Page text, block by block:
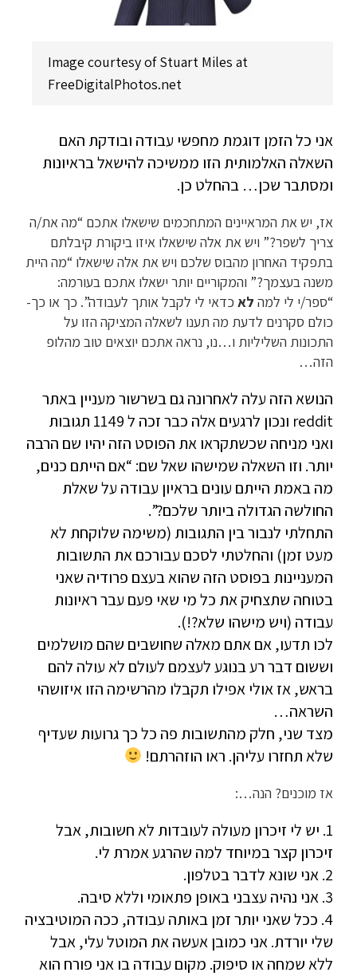
Image courtesy of Stuart Miles at
FreeDigitalPhotos.net
אני כל הזמן דוגמת מחפשי עבודה ובודקת האם
השאלה האלמותית הזו ממשיכה להישאל בראיונות
ומסתבר שכן… בהחלט כן.
אז, יש את המראיינים המתחכמים שישאלו אתכם “מה את/ה
צריך לשפר?” ויש את אלה שישאלו איזו ביקורת קיבלתם
בתפקיד האחרון מהבוס שלכם ויש את אלה שישאלו “מה היית
משנה בעצמך?” והמקוריים יותר ישאלו אתכם בעורמה:
“ספר/י לי למה לא כדאי לי לקבל אותך לעבודה”. כך או כך-
כולם סקרנים לדעת מה תענו לשאלה המציקה הזו על
התכונות השליליות ו…נו, נראה אתכם יוצאים טוב מהלופ
הזה…
הנושא הזה עלה לאחרונה גם בשרשור מעניין באתר
reddit ונכון לרגעים אלה כבר זכה ל 1149 תגובות
ואני מניחה שכשתקראו את הפוסט הזה יהיו שם הרבה
יותר. וזו השאלה שמישהו שאל שם: “אם הייתם כנים,
מה באמת הייתם עונים בראיון עבודה על שאלת
החולשה הגדולה ביותר שלכם?”.
התחלתי לנבור בין התגובות (משימה שלוקחת לא
מעט זמן) והחלטתי לסכם עבורכם את התשובות
המעניינות בפוסט הזה שהוא בעצם פרודיה שאני
בטוחה שתצחיק את כל מי שאי פעם עבר ראיונות
עבודה (ויש מישהו שלא?!).
לכו תדעו, אם אתם מאלה שחושבים שהם מושלמים
וששום דבר רע בנוגע לעצמם לעולם לא עולה להם
בראש, אז אולי אפילו תקבלו מהרשימה הזו איזושהי
השראה…
מצד שני, חלק מהתשובות פה כל כך גרועות שעדיף
שלא תחזרו עליהן. ראו הוזהרתם!
אז מוכנים? הנה…:
1. יש לי זיכרון מעולה לעובדות לא חשובות, אבל
זיכרון קצר במיוחד למה שהרגע אמרת לי.
2. אני שונא לדבר בטלפון.
3. אני נהיה עצבני באופן פתאומי וללא סיבה.
4. ככל שאני יותר זמן באותה עבודה, ככה המוטיבציה
שלי יורדת. אני כמובן אעשה את המוטל עלי, אבל
ללא שמחה או סיפוק. מקום עבודה בו אני פורח הוא